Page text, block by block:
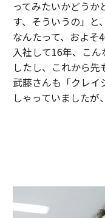
ってみたいかどうか
す、そういうの」と
なんたって、およそ
入社して16年、こ
したし、これから先
武藤さんも「クレイ
しゃっていましたが